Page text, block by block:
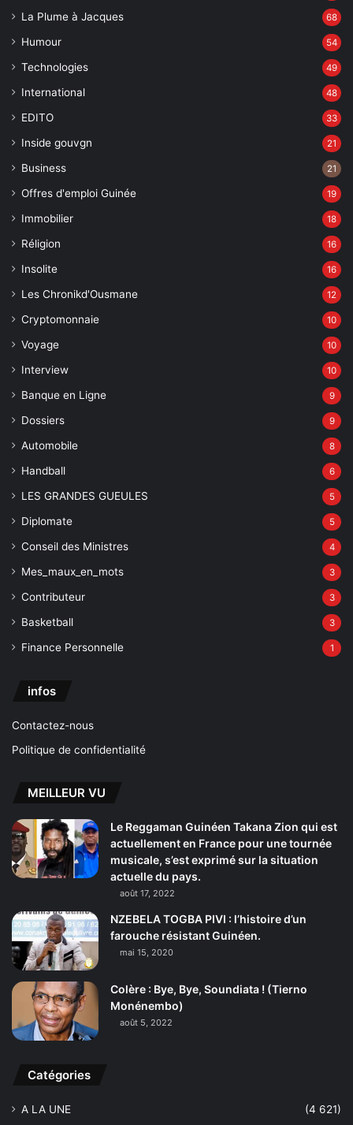
La Plume à Jacques 68
Humour 54
Technologies 49
International 48
EDITO 33
Inside gouvgn 21
Business 21
Offres d'emploi Guinée 19
Immobilier 18
Réligion 16
Insolite 16
Les Chronikd'Ousmane 12
Cryptomonnaie 10
Voyage 10
Interview 10
Banque en Ligne 9
Dossiers 9
Automobile 8
Handball 6
LES GRANDES GUEULES 5
Diplomate 5
Conseil des Ministres 4
Mes_maux_en_mots 3
Contributeur 3
Basketball 3
Finance Personnelle 1
infos
Contactez-nous
Politique de confidentialité
MEILLEUR VU
Le Reggaman Guinéen Takana Zion qui est
actuellement en France pour une tournée
musicale, s’est exprimé sur la situation
actuelle du pays.
août 17, 2022
NZEBELA TOGBA PIVI : l’histoire d’un
farouche résistant Guinéen.
mai 15, 2020
Colère : Bye, Bye, Soundiata ! (Tierno
Monénembo)
août 5, 2022
Catégories
A LA UNE
(4 621)